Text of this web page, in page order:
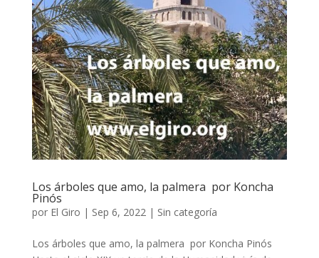
Los árboles que amo, la palmera por Koncha
Pinós
por El Giro | Sep 6, 2022| Sin categoría
Los árboles que amo, la palmera por Koncha Pinós